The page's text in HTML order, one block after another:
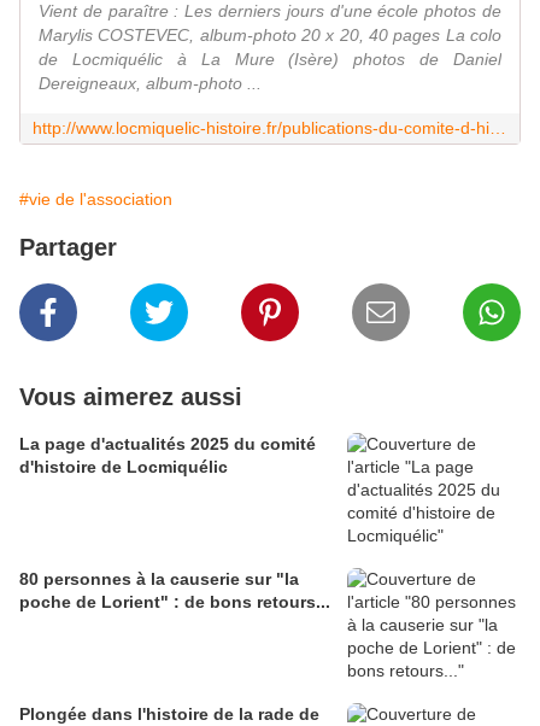
Vient de paraître : Les derniers jours d'une école photos de
Marylis COSTEVEC, album-photo 20 x 20, 40 pages La colo
de Locmiquélic à La Mure (Isère) photos de Daniel
Dereigneaux, album-photo ...
#vie de l'association
Partager
Vous aimerez aussi
La page d'actualités 2025 du comité
d'histoire de Locmiquélic
80 personnes à la causerie sur "la
poche de Lorient" : de bons retours...
Plongée dans l'histoire de la rade de